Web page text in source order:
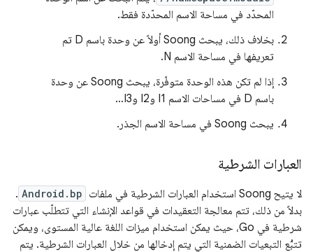
المحدّد في مساحة الاسم المحدّدة فقط.
بخلاف ذلك، يبحث Soong أولاً عن وحدة باسم D تم
تعريفها في مساحة الاسم N.
إذا لم تكن هذه الوحدة متوفّرة، يبحث Soong عن وحدة
باسم D في مساحات الاسم I1 وI2 وI3…
يبحث Soong في مساحة الاسم الجذر.
العبارات الشرطية
لا يتيح Soong استخدام العبارات الشرطية في ملفات Android.bp
.
بدلاً من ذلك، تتم معالجة التعقيدات في قواعد الإنشاء التي تتطلّب عبارات
شرطية في Go، حيث يمكن استخدام ميزات اللغة عالية المستوى، ويمكن
تتبُّع التبعيات الضمنية التي يتم إدخالها من خلال العبارات الشرطية. يتم